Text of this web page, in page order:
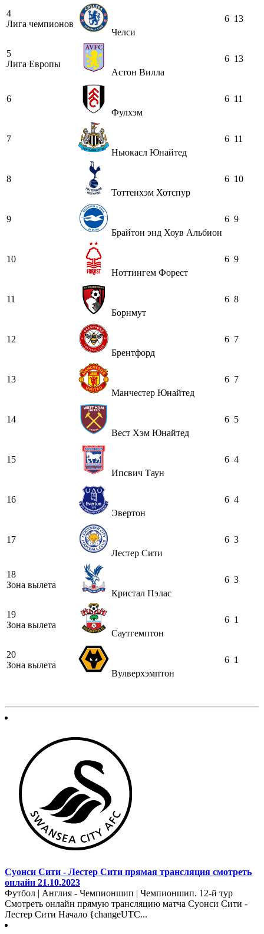
4
Лига чемпионов
Челси
6 13
5
Лига Европы
Астон Вилла
6 13
6
Фулхэм
6 11
7
Ньюкасл Юнайтед
6 11
8
Тоттенхэм Хотспур
6 10
9
Брайтон энд Хоув Альбион
6 9
10
Ноттингем Форест
6 9
11
Борнмут
6 8
12
Брентфорд
6 7
13
Манчестер Юнайтед
6 7
14
Вест Хэм Юнайтед
6 5
15
Ипсвич Таун
6 4
16
Эвертон
6 4
17
Лестер Сити
6 3
18
Зона вылета
Кристал Пэлас
6 3
19
Зона вылета
Саутгемптон
6 1
20
Зона вылета
Вулверхэмптон
6 1
Суонси Сити - Лестер Сити прямая трансляция смотреть
онлайн 21.10.2023
Футбол | Англия - Чемпионшип | Чемпионшип. 12-й тур
Смотреть онлайн прямую трансляцию матча Суонси Сити -
Лестер Сити Начало {changeUTC...